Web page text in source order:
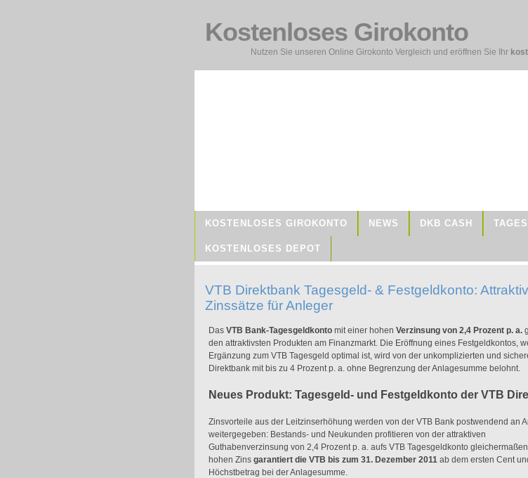
Kostenloses Girokonto
Nutzen Sie unseren Online Girokonto Vergleich und eröffnen Sie Ihr
KOSTENLOSES GIROKONTO NEWS DKB CASH
KOSTENLOSES DEPOT
VTB Direktbank Tagesgeld- & Festgeldkonto:
Zinssätze für Anleger
Das VTB Bank-Tagesgeldkonto mit einer hohen Verzinsung von 2,4 Prozent p. a.
den attraktivsten Produkten am Finanzmarkt. Die Eröffnung eines Festgeldkontos,
Ergänzung zum VTB Tagesgeld optimal ist, wird von der unkomplizierten und
Direktbank mit bis zu 4 Prozent p. a. ohne Begrenzung der Anlagesumme belohnt.
Neues Produkt: Tagesgeld- und Festgeldkonto der VTB
Zinsvorteile aus der Leitzinserhöhung werden von der VTB Bank postwendend an
weitergegeben: Bestands- und Neukunden profitieren von der attraktiven
Guthabenverzinsung von 2,4 Prozent p. a. aufs VTB Tagesgeldkonto
hohen Zins garantiert die VTB bis zum 31. Dezember 2011 ab dem ersten Cent
Höchstbetrag bei der Anlagesumme.